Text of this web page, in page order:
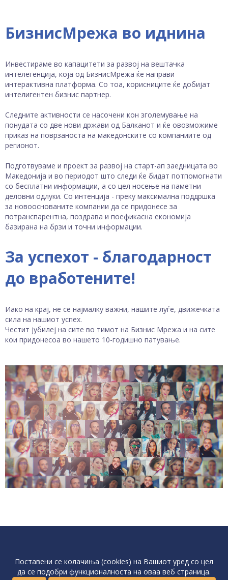
БизнисМрежа во иднина
Инвестираме во капацитети за развој на вештачка
интелегенција, која од БизнисМрежа ќе направи
интерактивна платформа. Со тоа, корисниците ќе добијат
интелигентен бизнис партнер.
Следните активности се насочени кон зголемување на
понудата со две нови држави од Балканот и ќе овозможиме
приказ на поврзаноста на македонските со компаниите од
регионот.
Подготвуваме и проект за развој на старт-ап заедницата во
Македонија и во периодот што следи ќе бидат потпомогнати
со бесплатни информации, а со цел носење на паметни
деловни одлуки. Со интенција - преку максимална поддршка
за новооснованите компании да се придонесе за
потранспарентна, поздрава и поефикасна економија
базирана на брзи и точни информации.
За успехот - благодарност
до вработените!
Иако на крај, не се најмалку важни, нашите луѓе, движечката
сила на нашиот успех.
Честит јубилеј на сите во тимот на Бизнис Мрежа и на сите
кои придонесоа во нашето 10-годишно патување.
Поставени се колачиња (cookies) на Вашиот уред со цел
да се подобри функционалноста на оваа веб страница.